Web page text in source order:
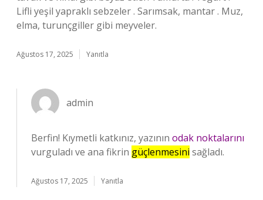
Lifli yeşil yapraklı sebzeler . Sarımsak, mantar . Muz,
elma, turunçgiller gibi meyveler.
Ağustos 17, 2025 Yanıtla
admin
Berfin! Kıymetli katkınız, yazının odak noktalarını
vurguladı ve ana fikrin güçlenmesini sağladı.
Ağustos 17, 2025 Yanıtla